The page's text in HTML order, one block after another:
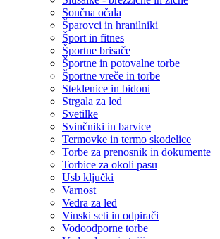
Sončna očala
Šparovci in hranilniki
Šport in fitnes
Športne brisače
Športne in potovalne torbe
Športne vreče in torbe
Steklenice in bidoni
Strgala za led
Svetilke
Svinčniki in barvice
Termovke in termo skodelice
Torbe za prenosnik in dokumente
Torbice za okoli pasu
Usb ključki
Varnost
Vedra za led
Vinski seti in odpirači
Vodoodporne torbe